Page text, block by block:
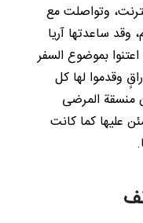
وتواصلت مع
وقد ساعدتها آريا
بموضوع السفر
وقدموا لها كل
منسقة المرضى
عليها كما كانت